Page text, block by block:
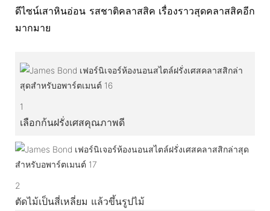
ดีไซน์เสาหินอ่อน รสชาติคลาสสิค เรื่องราวสุดคลาสสิคอีก
มากมาย
1
เลือกก้นฝรั่งเศสคุณภาพดี
2
ตัดไม้เป็นสี่เหลี่ยม แล้วขึ้นรูปไม้